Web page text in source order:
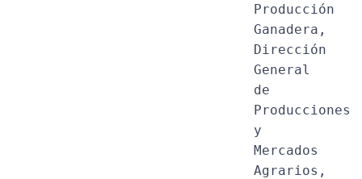
Producción
Ganadera,
Dirección
General
de
Producciones
y
Mercados
Agrarios,